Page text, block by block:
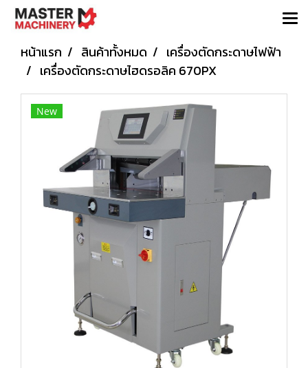
หน้าแรก สินค้าทั้งหมด
เครื่องตัดกระดาษไฟฟ้า
เครื่องตัดกระดาษไฮดรอลิค 670PX
New